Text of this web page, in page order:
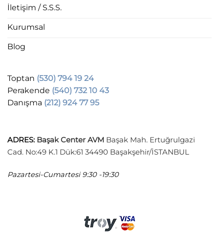
İletişim / S.S.S.
Kurumsal
Blog
Toptan (530) 794 19 24
Perakende (540) 732 10 43
Danışma (212) 924 77 95
ADRES: Başak Center AVM Başak Mah. Ertuğrulgazi
Cad. No:49 K.1 Dük:61 34490 Başakşehir/İSTANBUL
Pazartesi-Cumartesi 9:30 -19:30